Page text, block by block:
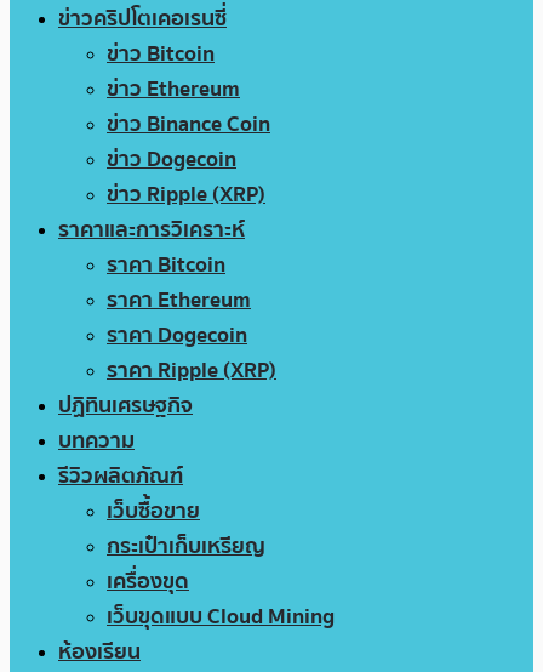
ข่าวคริปโตเคอเรนซี่
ข่าว Bitcoin
ข่าว Ethereum
ข่าว Binance Coin
ข่าว Dogecoin
ข่าว Ripple (XRP)
ราคาและการวิเคราะห์
ราคา Bitcoin
ราคา Ethereum
ราคา Dogecoin
ราคา Ripple (XRP)
ปฏิทินเศรษฐกิจ
บทความ
รีวิวผลิตภัณฑ์
เว็บซื้อขาย
กระเป๋าเก็บเหรียญ
เครื่องขุด
เว็บขุดแบบ Cloud Mining
ห้องเรียน